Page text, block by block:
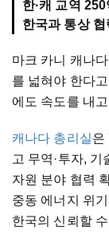
한·캐 교역 250
한국과 통상 협
마크 카니 캐나
를 넓혀야 한다
에도 속도를 내
캐나다 총리실은
고 무역·투자,
자원 분야 협력
중동 에너지 위
한국의 신뢰할